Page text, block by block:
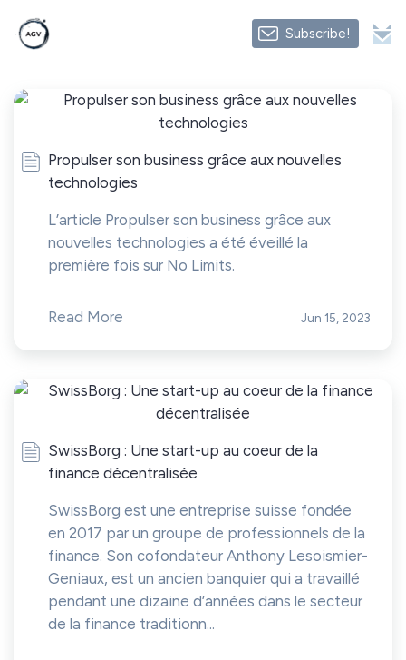
Subscribe!
Propulser son business grâce aux nouvelles
technologies
L’article Propulser son business grâce aux
nouvelles technologies a été éveillé la
première fois sur No Limits.
Read More Jun 15, 2023
SwissBorg : Une start-up au coeur de la
finance décentralisée
SwissBorg est une entreprise suisse fondée
en 2017 par un groupe de professionnels de la
finance. Son cofondateur Anthony Lesoismier-
Geniaux, est un ancien banquier qui a travaillé
pendant une dizaine d’années dans le secteur
de la finance traditionn...